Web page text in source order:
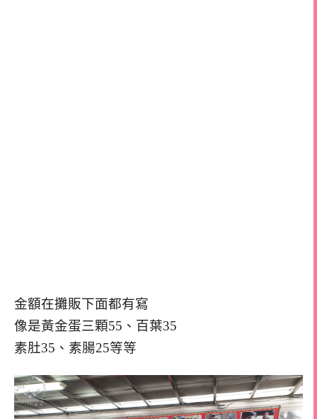
金額在攤販下面都有寫
像是黃金蛋三顆55、百葉35
素肚35、素腸25等等